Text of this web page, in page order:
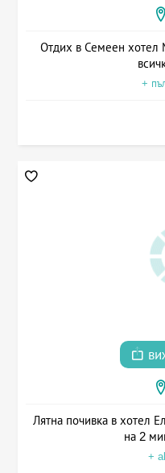
Отдих в Семеен хотел
+
Лятна почивка в хотел
на 2
+